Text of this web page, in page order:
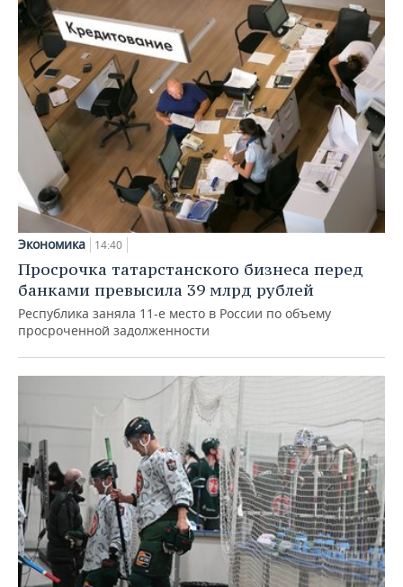
Экономика 14:40
Просрочка татарстанского бизнеса перед
банками превысила 39 млрд рублей
Республика заняла 11-е место в России по объему
просроченной задолженности